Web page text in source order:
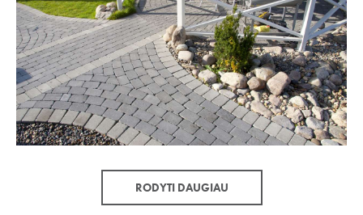
RODYTI DAUGIAU